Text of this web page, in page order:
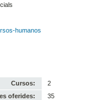
humanos
Cursos:
2
oferides:
35